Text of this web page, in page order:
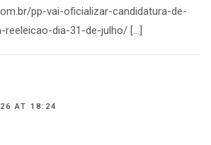
pp-vai-oficializar-candidatura-de-
reeleicao-dia-31-de-julho/ […]
AT 18:24